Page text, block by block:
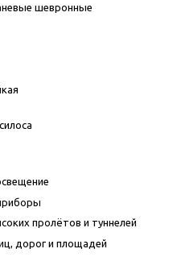
шевронные
пролётов и туннелей
дорог и площадей